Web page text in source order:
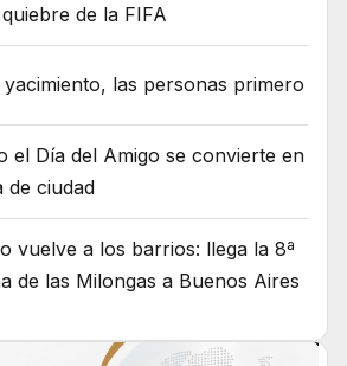
de la FIFA
las personas primero
el Día del Amigo se convierte en
de ciudad
vuelve a los barrios: llega la 8ª
de las Milongas a Buenos Aires